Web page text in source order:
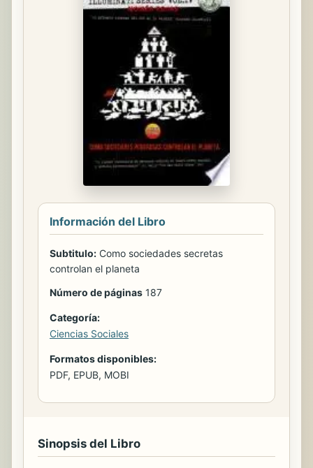
Información del Libro
Subtitulo: Como sociedades secretas
controlan el planeta
Número de páginas 187
Categoría:
Ciencias Sociales
Formatos disponibles:
PDF, EPUB, MOBI
Sinopsis del Libro